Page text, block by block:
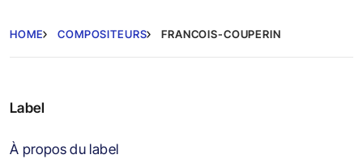
HOME COMPOSITEURS FRANCOIS-COUPERIN
Label
À propos du label